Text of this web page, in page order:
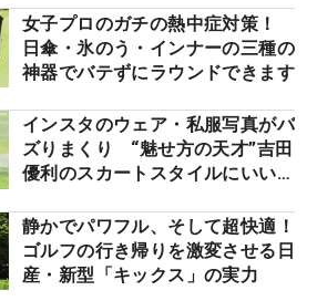
女子プロのガチの熱中症対策！
日傘・氷のう・インナーの三種の
神器でバテずにラウンドできます
インスタのウェア・私服写真がバ
ズりまくり “魅せ方の天才”吉田
優利のスカートスタイルにいい
静かでパワフル、そして超快適！
ゴルフの行き帰りを激変させる日
産・新型「キックス」の実力